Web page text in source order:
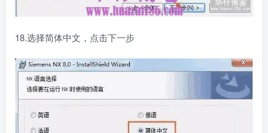
18.选择简体中文，点击下一步